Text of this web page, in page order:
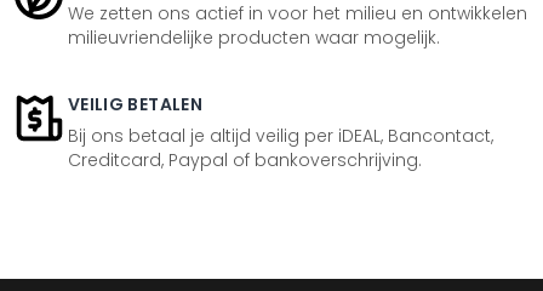
We zetten ons actief in voor het milieu en ontwikkelen
milieuvriendelijke producten waar mogelijk.
VEILIG BETALEN
Bij ons betaal je altijd veilig per iDEAL, Bancontact,
Creditcard, Paypal of bankoverschrijving.